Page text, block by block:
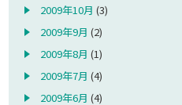
2009年10月 (3)
2009年9月 (2)
2009年8月 (1)
2009年7月 (4)
2009年6月 (4)